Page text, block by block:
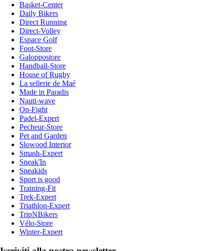
Basket-Center
Daily Bikers
Direct Running
Direct-Volley
Espace Golf
Foot-Store
Galoppostore
Handball-Store
House of Rugby
La sellerie de Maé
Made in Paradis
Nauti-wave
On-Fight
Padel-Expert
Pecheur-Store
Pet and Garden
Slowood Interior
Smash-Expert
Sneak'In
Sneakids
Sport is good
Training-Fit
Trek-Expert
Triathlon-Expert
TripNBikers
Vélo-Store
Winter-Expert